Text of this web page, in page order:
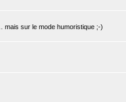
sur le mode humoristique ;-)